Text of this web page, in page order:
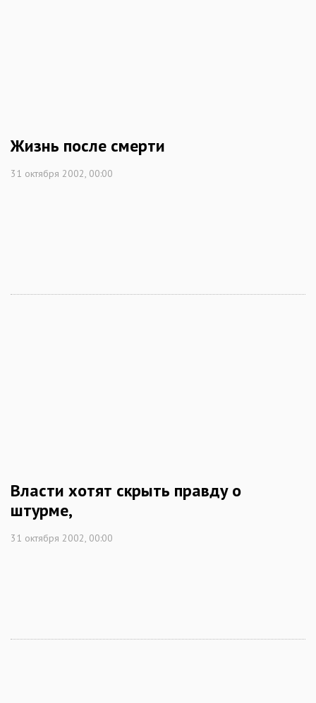
Жизнь после смерти
31 октября 2002, 00:00
Власти хотят скрыть правду о
штурме,
31 октября 2002, 00:00